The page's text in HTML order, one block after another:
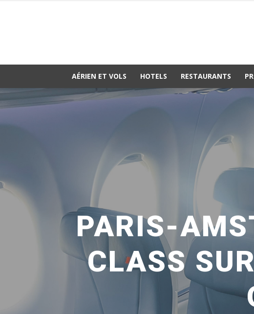
AÉRIEN ET VOLS HOTELS RESTAURANTS
PARIS-
CLASS